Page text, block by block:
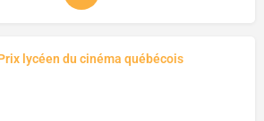
lycéen du cinéma québécois